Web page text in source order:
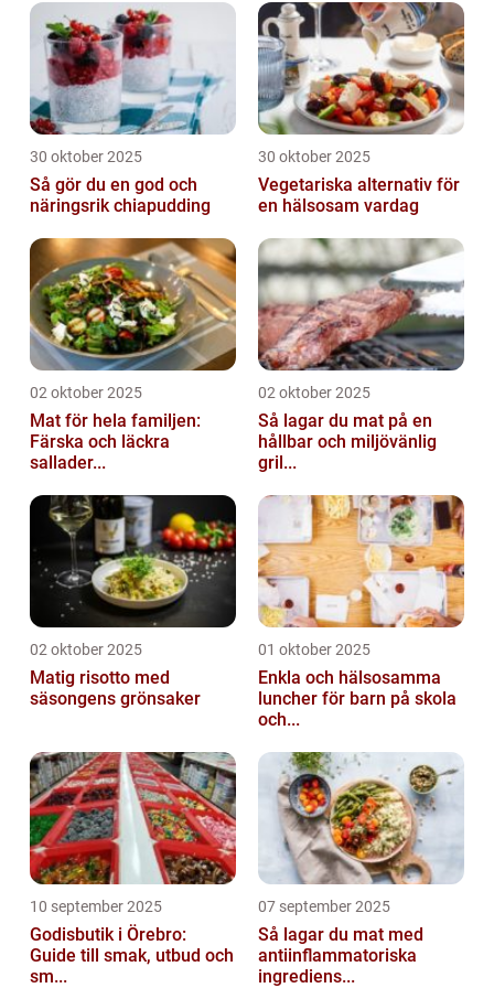
30 oktober 2025
Så gör du en god och
näringsrik chiapudding
30 oktober 2025
Vegetariska alternativ för
en hälsosam vardag
02 oktober 2025
Mat för hela familjen:
Färska och läckra
sallader...
02 oktober 2025
Så lagar du mat på en
hållbar och miljövänlig
gril...
02 oktober 2025
Matig risotto med
säsongens grönsaker
01 oktober 2025
Enkla och hälsosamma
luncher för barn på skola
och...
10 september 2025
Godisbutik i Örebro:
Guide till smak, utbud och
sm...
07 september 2025
Så lagar du mat med
antiinflammatoriska
ingrediens...